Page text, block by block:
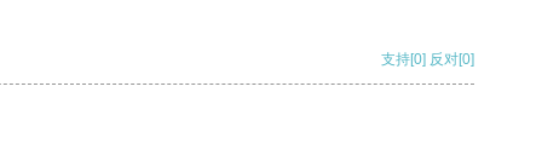
支持[0] 反对[0]